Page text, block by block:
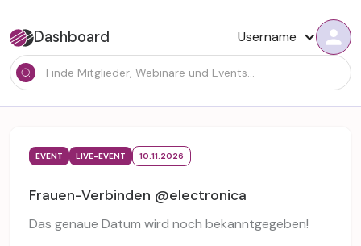
Dashboard Username
EVENT LIVE-EVENT 10.11.2026
Frauen-Verbinden @electronica
Das genaue Datum wird noch bekanntgegeben!